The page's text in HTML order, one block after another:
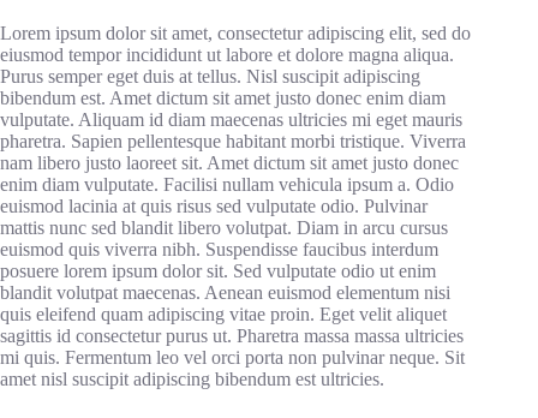
Lorem ipsum dolor sit amet, consectetur adipiscing elit, sed do
eiusmod tempor incididunt ut labore et dolore magna aliqua.
Purus semper eget duis at tellus. Nisl suscipit adipiscing
bibendum est. Amet dictum sit amet justo donec enim diam
vulputate. Aliquam id diam maecenas ultricies mi eget mauris
pharetra. Sapien pellentesque habitant morbi tristique. Viverra
nam libero justo laoreet sit. Amet dictum sit amet justo donec
enim diam vulputate. Facilisi nullam vehicula ipsum a. Odio
euismod lacinia at quis risus sed vulputate odio. Pulvinar
mattis nunc sed blandit libero volutpat. Diam in arcu cursus
euismod quis viverra nibh. Suspendisse faucibus interdum
posuere lorem ipsum dolor sit. Sed vulputate odio ut enim
blandit volutpat maecenas. Aenean euismod elementum nisi
quis eleifend quam adipiscing vitae proin. Eget velit aliquet
sagittis id consectetur purus ut. Pharetra massa massa ultricies
mi quis. Fermentum leo vel orci porta non pulvinar neque. Sit
amet nisl suscipit adipiscing bibendum est ultricies.